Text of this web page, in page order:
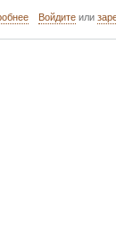
о
Войдитеили